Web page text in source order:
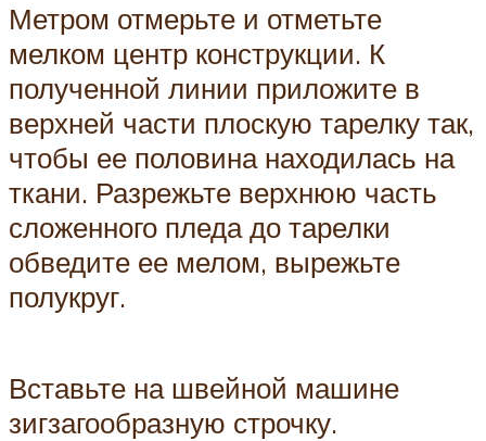
Метром отмерьте и отметьте
мелком центр конструкции. К
полученной линии приложите в
верхней части плоскую тарелку так,
чтобы ее половина находилась на
ткани. Разрежьте верхнюю часть
сложенного пледа до тарелки
обведите ее мелом, вырежьте
полукруг.
Вставьте на швейной машине
зигзагообразную строчку.